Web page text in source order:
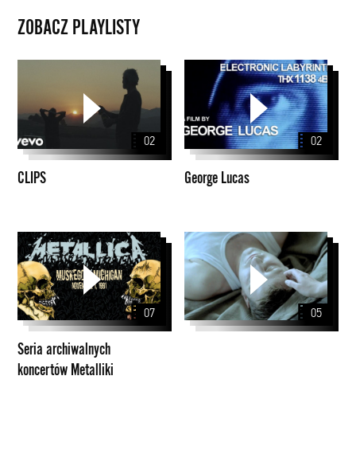
ZOBACZ PLAYLISTY
02
CLIPS
02
George Lucas
Seria
archiwalnych
koncertów
Metalliki
07
Seria archiwalnych
koncertów Metalliki
05